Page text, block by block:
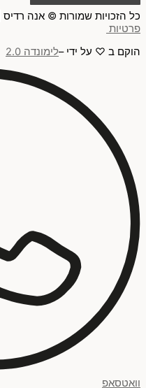
כל הזכויות שמורות © אנה רדיס |
פרטיות
הוקם ב ♡ על ידי –לימונדה 2.0
וואטסאפ